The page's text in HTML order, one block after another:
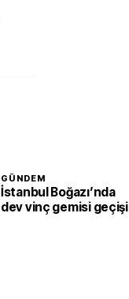
GÜNDEM
İstanbul Boğazı’nda
dev vinç gemisi geçişi